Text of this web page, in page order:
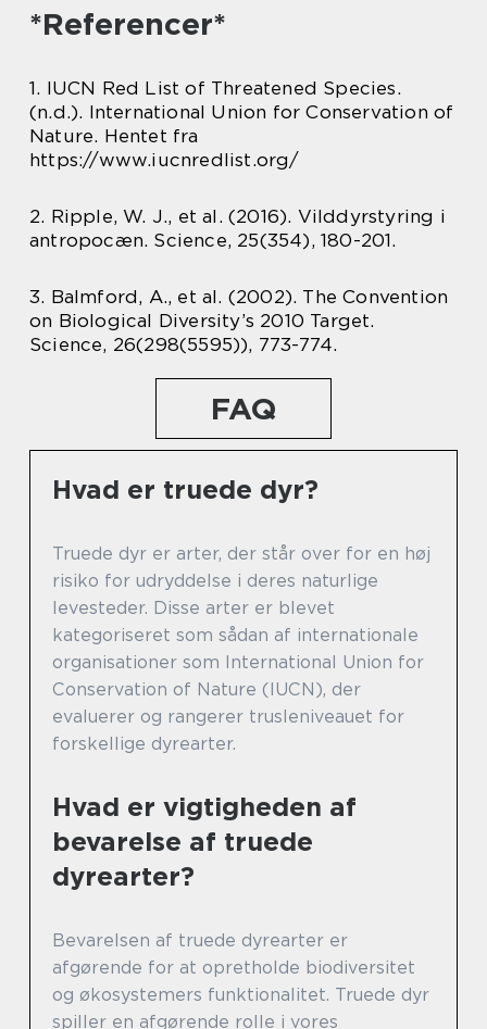
*Referencer*
1. IUCN Red List of Threatened Species.
(n.d.). International Union for Conservation of
Nature. Hentet fra
https://www.iucnredlist.org/
2. Ripple, W. J., et al. (2016). Vilddyrstyring i
antropocæn. Science, 25(354), 180-201.
3. Balmford, A., et al. (2002). The Convention
on Biological Diversity’s 2010 Target.
Science, 26(298(5595)), 773-774.
FAQ
Hvad er truede dyr?
Truede dyr er arter, der står over for en høj
risiko for udryddelse i deres naturlige
levesteder. Disse arter er blevet
kategoriseret som sådan af internationale
organisationer som International Union for
Conservation of Nature (IUCN), der
evaluerer og rangerer trusleniveauet for
forskellige dyrearter.
Hvad er vigtigheden af
bevarelse af truede
dyrearter?
Bevarelsen af truede dyrearter er
afgørende for at opretholde biodiversitet
og økosystemers funktionalitet. Truede dyr
spiller en afgørende rolle i vores